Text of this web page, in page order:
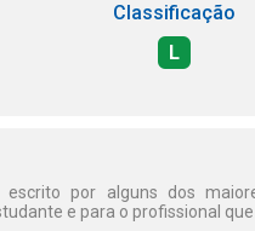
Classificação
L
por alguns dos
e para o profissional